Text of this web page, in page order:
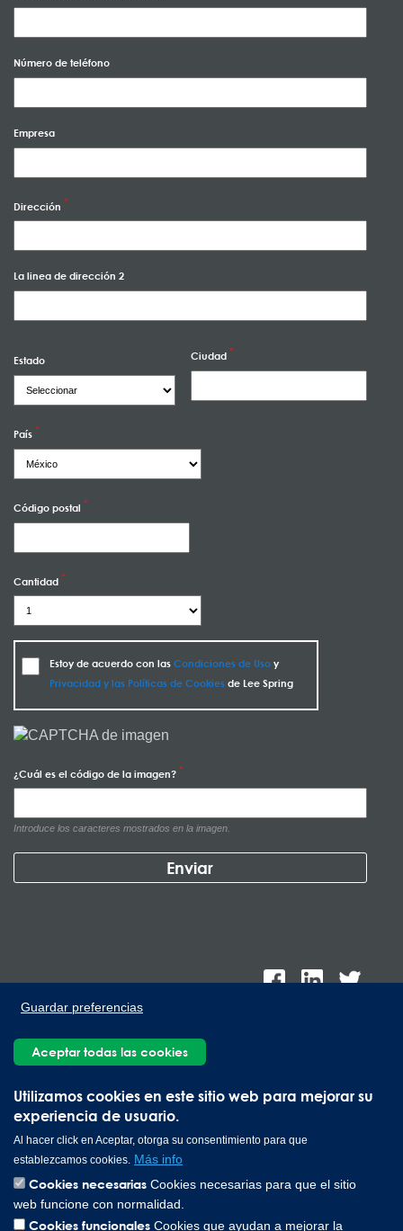
Utilizamos cookies en este sitio web para mejorar su
experiencia de usuario.
Al hacer click en Aceptar, otorga su consentimiento para que
establezcamos cookies. Más info
Cookies necesarias Cookies necesarias para que el sitio
web funcione con normalidad.
Cookies funcionales Cookies que ayudan a mejorar la
Guardar preferencias
Aceptar todas las cookies
Número de teléfono
Empresa
Dirección
La linea de dirección 2
Estado Ciudad
País
Código postal
Cantidad
Estoy de acuerdo con las Condiciones de Usoy
Privacidad y las Políticas de Cookiesde Lee Spring
¿Cuál es el código de la imagen?
Introduce los caracteres mostrados en la imagen.
Industrial Kalos del Poniente, Carretera Monterrey-Saltillo Km.9,
Santa Catarina N.L. 66367 | 800 110 25 00
Copyright © 2026 Lee Spring Company